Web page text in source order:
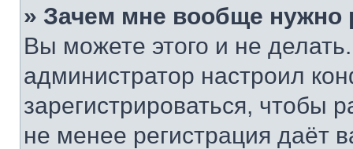
» Зачем мне вообще нужно
Вы можете этого и не
администратор настроил
зарегистрироваться, чтобы
не менее регистрация даёт